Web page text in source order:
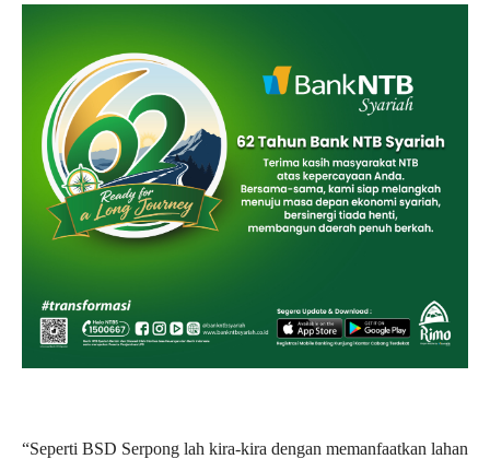
“Seperti BSD Serpong lah kira-kira dengan memanfaatkan lahan